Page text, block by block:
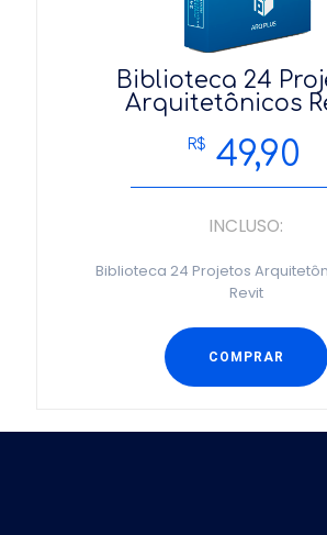
Biblioteca 24
Arquitetônicos
R$ 49,90
INCLUSO:
Biblioteca 24 Projetos
Revit
COMPRAR